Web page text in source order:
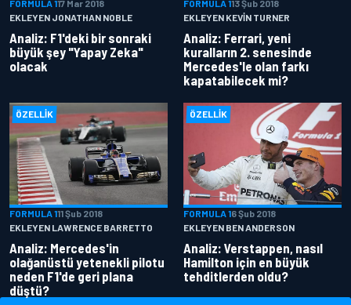
FORMULA 117 Mar 2018
EKLEYEN JONATHAN NOBLE
Analiz: F1'deki bir sonraki
büyük şey "Yapay Zeka"
olacak
FORMULA 113 Şub 2018
EKLEYEN KEVIN TURNER
Analiz: Ferrari, yeni
kuralların 2. senesinde
Mercedes'le olan farkı
kapatabilecek mi?
ÖZELLIK
FORMULA 111 Şub 2018
EKLEYEN LAWRENCE BARRETTO
Analiz: Mercedes'in
olağanüstü yetenekli pilotu
neden F1'de geri plana
düştü?
ÖZELLIK
FORMULA 16 Şub 2018
EKLEYEN BEN ANDERSON
Analiz: Verstappen, nasıl
Hamilton için en büyük
tehditlerden oldu?